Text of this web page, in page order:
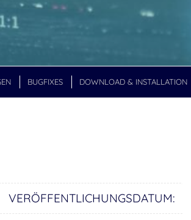
BUGFIXES DOWNLOAD & INSTALLATION
VERÖFFENTLICHUNGSDATUM: